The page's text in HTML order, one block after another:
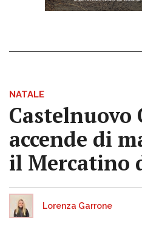
NATALE
Castelnuovo
accende di
il Mercatino
Lorenza Garrone